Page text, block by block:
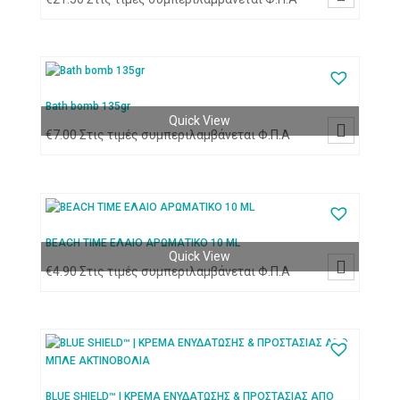
Bath bomb 135gr
€7.00Στις τιμές συμπεριλαμβάνεται Φ.Π.Α
Quick View

BEACH TIME ΕΛΑΙΟ ΑΡΩΜΑΤΙΚΟ 10 ML
€4.90Στις τιμές συμπεριλαμβάνεται Φ.Π.Α
Quick View

BLUE SHIELD™ | ΚΡΕΜΑ ΕΝΥΔΑΤΩΣΗΣ & ΠΡΟΣΤΑΣΙΑΣ ΑΠΟ